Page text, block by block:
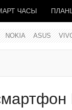
ЧАСЫ
NOKIA ASUS